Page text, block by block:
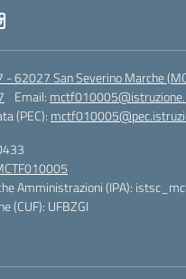
- 62027 San Severino Marche
Email:
(PEC):
Amministrazioni (IPA):
(CUF): UFBZGI